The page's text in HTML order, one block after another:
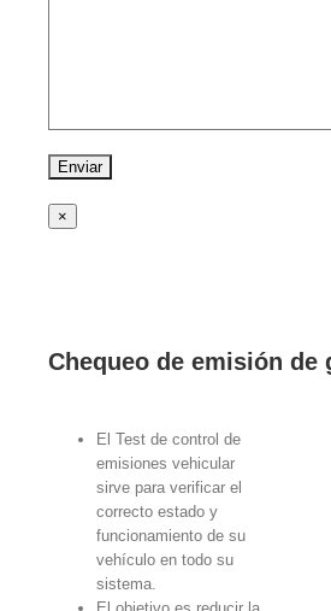
×
Chequeo de emisión de
El Test de control de
emisiones vehicular
sirve para verificar el
correcto estado y
funcionamiento de su
vehículo en todo su
sistema.